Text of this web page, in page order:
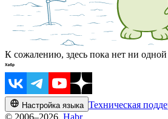
К сожалению, здесь пока нет ни
Настройка языка Техническая
© 2006–2026, Habr